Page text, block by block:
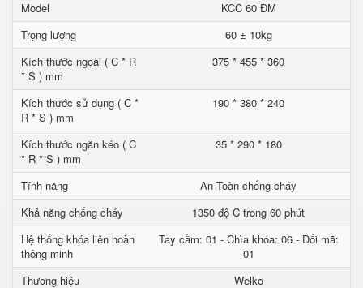
Model
KCC 60 ĐM
Trọng lượng
60 ± 10kg
Kích thước ngoài ( C * R
* S ) mm
375 * 455 * 360
Kích thước sử dụng ( C *
R * S ) mm
190 * 380 * 240
Kích thước ngăn kéo ( C
* R * S ) mm
35 * 290 * 180
Tính năng
An Toàn chống cháy
Khả năng chống cháy
1350 độ C trong 60 phút
Hệ thống khóa liên hoàn
thông minh
Tay cầm: 01 - Chìa khóa: 06 - Đổi mã:
01
Thương hiệu
Welko